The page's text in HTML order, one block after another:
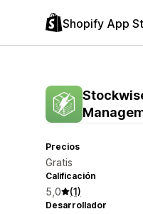
Shopify App
Precios
Gratis
Calificación
5,0 (1)
Desarrollador